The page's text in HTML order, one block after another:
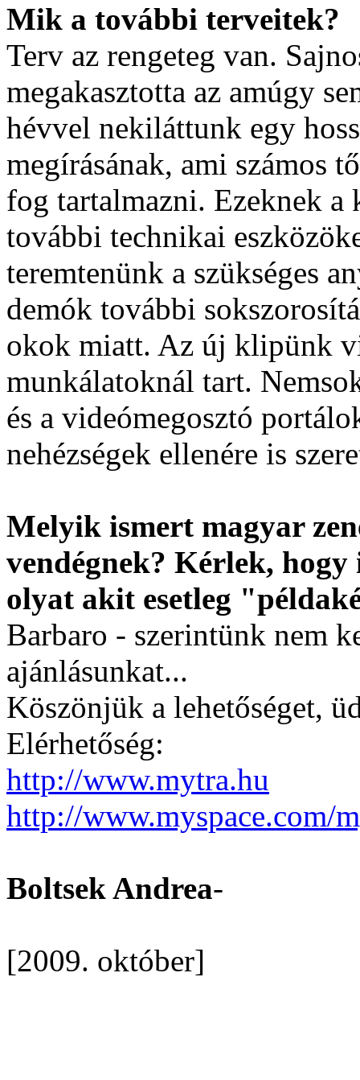
Mik a további terveitek?
Terv az rengeteg van.
megakasztotta az amúgy
hévvel nekiláttunk egy
megírásának, ami számos
fog tartalmazni. Ezeknek a
további technikai
teremtenünk a szükséges
demók további
okok miatt. Az új klipünk
munkálatoknál tart.
és a videómegosztó
nehézségek ellenére is
Melyik ismert magyar
vendégnek? Kérlek,
olyat akit esetleg
Barbaro - szerintünk nem
ajánlásunkat...
Köszönjük a lehetőséget,
Elérhetőség:
http://www.mytra.hu
http://www.myspace.com/
Boltsek Andrea-
[2009. október]